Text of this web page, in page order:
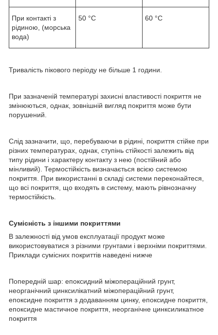
При контакті з
рідиною, (морська
вода)
50 °C 60 °C
Тривалість пікового періоду не більше 1 години.
При зазначеній температурі захисні властивості покриття не
змінюються, однак, зовнішній вигляд покриття може бути
порушений.
Слід зазначити, що, перебуваючи в рідині, покриття стійке при
різних температурах, однак, ступінь стійкості залежить від
типу рідини і характеру контакту з нею (постійний або
мінливий). Термостійкість визначається всією системою
покриття. При використанні в складі системи переконайтеся,
що всі покриття, що входять в систему, мають рівнозначну
термостійкість.
Сумісність з іншими покриттями
В залежності від умов експлуатації продукт може
використовуватися з різними грунтами і верхніми покриттями.
Приклади сумісних покриттів наведені нижче
Попередній шар: епоксидний міжопераційний грунт,
неорганічний цинксилікатний міжопераційний грунт,
епоксидне покриття з додаванням цинку, епоксидне покриття,
епоксидне мастичное покриття, неорганічне цинксиликатное
покриття